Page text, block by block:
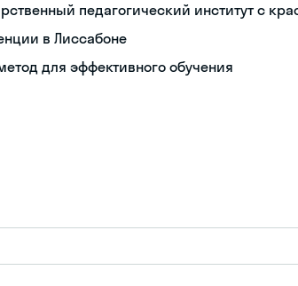
педагогический институт с
в Лиссабоне
для эффективного обучения